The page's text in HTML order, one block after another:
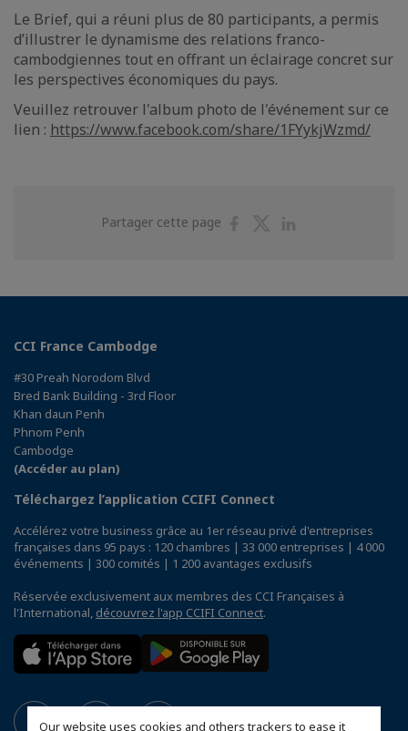
Our website uses cookies and others trackers to ease it
Le Brief, qui a réuni plus de 80 participants, a permis
d’illustrer le dynamisme des relations franco-
cambodgiennes tout en offrant un éclairage concret sur
les perspectives économiques du pays.
Veuillez retrouver l'album photo de l'événement sur ce
lien : https://www.facebook.com/share/1FYykjWzmd/
Partager cette page
PartagerPartager
CCI France Cambodge
#30 Preah Norodom Blvd
Bred Bank Building - 3rd Floor
Khan daun Penh
Phnom Penh
Cambodge
(Accéder au plan)
Téléchargez l’application CCIFI Connect
Accélérez votre business grâce au 1er réseau privé d'entreprises
françaises dans 95 pays : 120 chambres | 33 000 entreprises | 4 000
événements | 300 comités | 1 200 avantages exclusifs
Réservée exclusivement aux membres des CCI Françaises à
l'International, découvrez l'app CCIFI Connect.